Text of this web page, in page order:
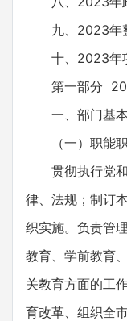
九、2023年
十、2023年
第一部分
一、部门基
（一）职能
贯彻执行党和
律、法规；制订
织实施。负责管
教育、学前教育
关教育方面的工
育改革、组织全